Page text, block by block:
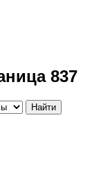
837
Найти